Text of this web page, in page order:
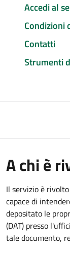
Accedi al
Condizioni
Contatti
Strumenti
A chi è
Il servizio è
capace di
depositato le
(DAT) presso
tale documento,